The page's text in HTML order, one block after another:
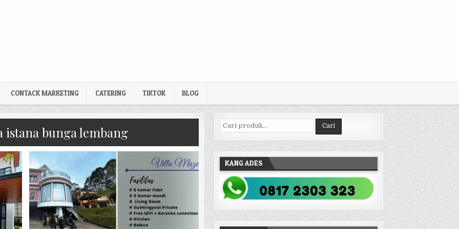
CONTACK MARKETING CATERING TIKTOK BLOG
istana bunga lembang
Pencarian untuk: Cari
KANG ADES